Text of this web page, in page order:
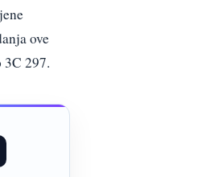
ove
297.